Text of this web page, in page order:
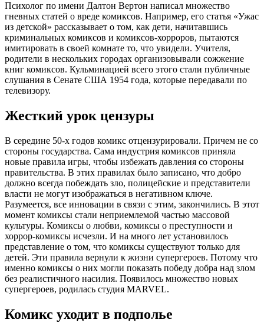
Психолог по имени Далтон Вертон написал множество
гневных статей о вреде комиксов. Например, его статья «Ужас
из детской» рассказывает о том, как дети, начитавшись
криминальных комиксов и комиксов-хорроров, пытаются
имитировать в своей комнате то, что увидели. Учителя,
родители в нескольких городах организовывали сожжение
книг комиксов. Кульминацией всего этого стали публичные
слушания в Сенате США 1954 года, которые передавали по
телевизору.
Жесткий урок цензуры
В середине 50-х годов комикс отцензурировали. Причем не со
стороны государства. Сама индустрия комиксов приняла
новые правила игры, чтобы избежать давления со стороны
правительства. В этих правилах было записано, что добро
должно всегда побеждать зло, полицейские и представители
власти не могут изображаться в негативном ключе.
Разумеется, все инновации в связи с этим, закончились. В этот
момент комиксы стали неприемлемой частью массовой
культуры. Комиксы о любви, комиксы о преступности и
хоррор-комиксы исчезли. И на много лет установилось
представление о том, что комиксы существуют только для
детей. Эти правила вернули к жизни супергероев. Потому что
именно комиксы о них могли показать победу добра над злом
без реалистичного насилия. Появилось множество новых
супергероев, родилась студия MARVEL.
Комикс уходит в подполье